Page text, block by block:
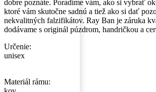
dobre poznáte. Poradíme vám, ako si vybrať
ktoré vám skutočne sadnú a tiež ako si dať
nekvalitných falzifikátov. Ray Ban je záruka
dodávame s originál púzdrom, handričkou a
Určenie:
unisex
Materiál rámu: